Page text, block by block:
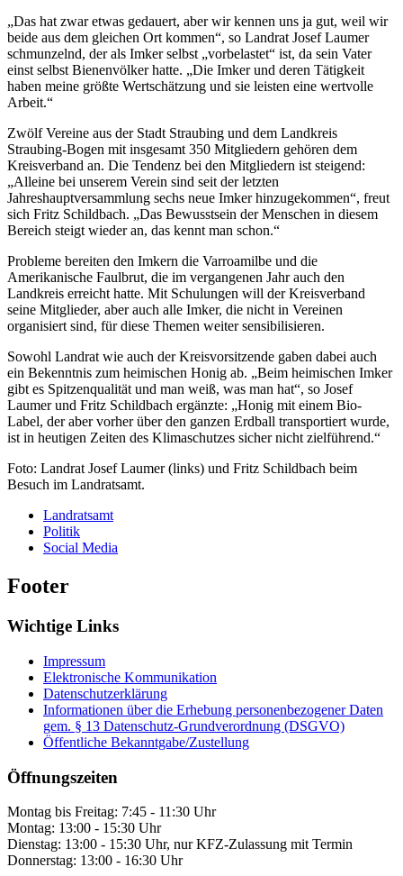
„Das hat zwar etwas gedauert, aber wir kennen uns ja gut, weil wir
beide aus dem gleichen Ort kommen“, so Landrat Josef Laumer
schmunzelnd, der als Imker selbst „vorbelastet“ ist, da sein Vater
einst selbst Bienenvölker hatte. „Die Imker und deren Tätigkeit
haben meine größte Wertschätzung und sie leisten eine wertvolle
Arbeit.“
Zwölf Vereine aus der Stadt Straubing und dem Landkreis
Straubing-Bogen mit insgesamt 350 Mitgliedern gehören dem
Kreisverband an. Die Tendenz bei den Mitgliedern ist steigend:
„Alleine bei unserem Verein sind seit der letzten
Jahreshauptversammlung sechs neue Imker hinzugekommen“, freut
sich Fritz Schildbach. „Das Bewusstsein der Menschen in diesem
Bereich steigt wieder an, das kennt man schon.“
Probleme bereiten den Imkern die Varroamilbe und die
Amerikanische Faulbrut, die im vergangenen Jahr auch den
Landkreis erreicht hatte. Mit Schulungen will der Kreisverband
seine Mitglieder, aber auch alle Imker, die nicht in Vereinen
organisiert sind, für diese Themen weiter sensibilisieren.
Sowohl Landrat wie auch der Kreisvorsitzende gaben dabei auch
ein Bekenntnis zum heimischen Honig ab. „Beim heimischen Imker
gibt es Spitzenqualität und man weiß, was man hat“, so Josef
Laumer und Fritz Schildbach ergänzte: „Honig mit einem Bio-
Label, der aber vorher über den ganzen Erdball transportiert wurde,
ist in heutigen Zeiten des Klimaschutzes sicher nicht zielführend.“
Foto: Landrat Josef Laumer (links) und Fritz Schildbach beim
Besuch im Landratsamt.
Landratsamt
Politik
Social Media
Footer
Wichtige Links
Impressum
Elektronische Kommunikation
Datenschutzerklärung
Informationen über die Erhebung personenbezogener Daten
gem. § 13 Datenschutz-Grundverordnung (DSGVO)
Öffentliche Bekanntgabe/Zustellung
Öffnungszeiten
Montag bis Freitag: 7:45 - 11:30 Uhr
Montag: 13:00 - 15:30 Uhr
Dienstag: 13:00 - 15:30 Uhr, nur KFZ-Zulassung mit Termin
Donnerstag: 13:00 - 16:30 Uhr